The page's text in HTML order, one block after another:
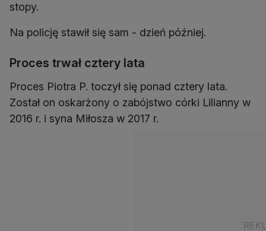
stopy.
Na policję stawił się sam - dzień później.
Proces trwał cztery lata
Proces Piotra P. toczył się ponad cztery lata.
Został on oskarżony o zabójstwo córki Lilianny w
2016 r. i syna Miłosza w 2017 r.